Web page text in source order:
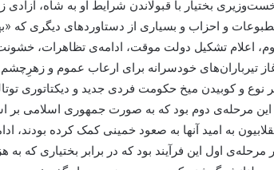
بختیار با قبولاندن شرایط او به شاه، آزادی
و احزاب و بسیاری از دستاوردهای دیگری که
اعلام تشکیل دولت موقت، ادامه‌ی تظاهرات،
تیرباران‌های خودسرانه برای ارعاب عموم و
نوع و کوبیدن میخ حکومت فردی جدید و دیکتاتوری
این مرحله‌ی دوم بود که به صورت جمهوری اسلامی بر
به امید آنها به صعود خمینی کمک کرده بودند،
مرحله‌ی اول این فرآیند بود که در برابر بختیاری که به